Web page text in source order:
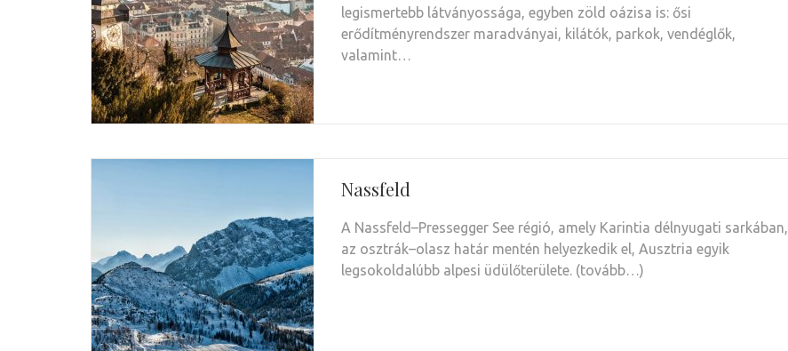
legismertebb látványossága, egyben zöld oázisa is: ősi
erődítményrendszer maradványai, kilátók, parkok, vendéglők,
valamint…
Nassfeld
A Nassfeld–Pressegger See régió, amely Karintia délnyugati sarkában,
az osztrák–olasz határ mentén helyezkedik el, Ausztria egyik
legsokoldalúbb alpesi üdülőterülete. (tovább…)